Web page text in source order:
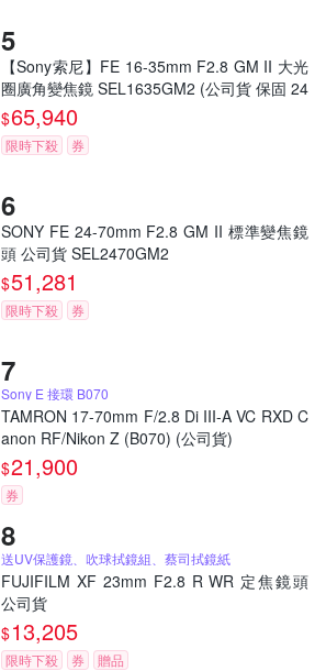
【Sony索尼】FE 16-35mm F2.8 GM II 大光
圈廣角變焦鏡 SEL1635GM2 (公司貨 保固 24
個月)
$65,940
限時下殺 券
SONY FE 24-70mm F2.8 GM II 標準變焦鏡
頭 公司貨 SEL2470GM2
$51,281
限時下殺 券
Sony E 接環 B070
TAMRON 17-70mm F/2.8 Di III-A VC RXD C
anon RF/Nikon Z (B070) (公司貨)
$21,900
券
送UV保護鏡、吹球拭鏡組、蔡司拭鏡紙
FUJIFILM XF 23mm F2.8 R WR 定焦鏡頭
公司貨
$13,205
限時下殺 券 贈品